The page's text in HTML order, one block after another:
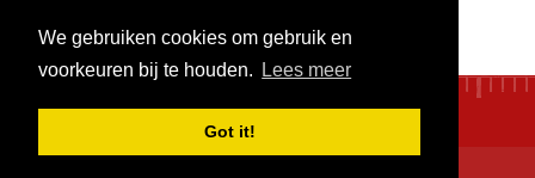
We gebruiken cookies om gebruik en
voorkeuren bij te houden.
Lees meer
Got it!
Contact / Support